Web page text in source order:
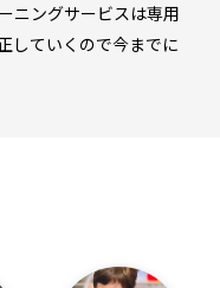
ニングサービスは専用
していくので今までに